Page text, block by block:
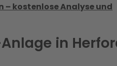
kostenlose Analyse und
in